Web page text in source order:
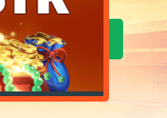
ĐĂNG NHẬP